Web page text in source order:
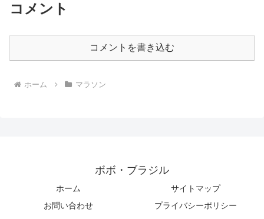
コメント
コメントを書き込む
ホーム マラソン
ボボ・ブラジル
ホーム
サイトマップ
お問い合わせ
プライバシーポリシー